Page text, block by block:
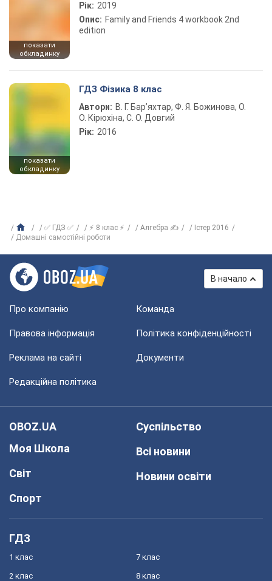
показати
обкладинку
Рік: 2019
Опис: Family and Friends 4 workbook 2nd
edition
показати
обкладинку
ГДЗ Фізика 8 клас
Автори: В. Г. Бар’яхтар, Ф. Я. Божинова, О.
О. Кірюхіна, С. О. Довгий
Рік: 2016
✅ ГДЗ ✅ ⚡ 8 клас ⚡ Алгебра ✍
Істер 2016
Домашні самостійні роботи
В начало
Про компанію Команда
Правова інформація Політика конфіденційності
Реклама на сайті Документи
Редакційна політика
OBOZ.UA
Моя Школа
Світ
Спорт
Суспільство
Всі новини
Новини освіти
ГДЗ
1 клас
2 клас
7 клас
8 клас